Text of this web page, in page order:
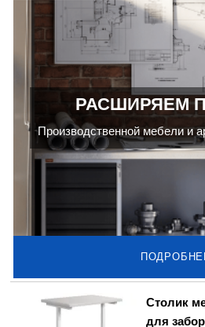
РАСШИРЯЕМ
Производственной мебели и
Столик
для